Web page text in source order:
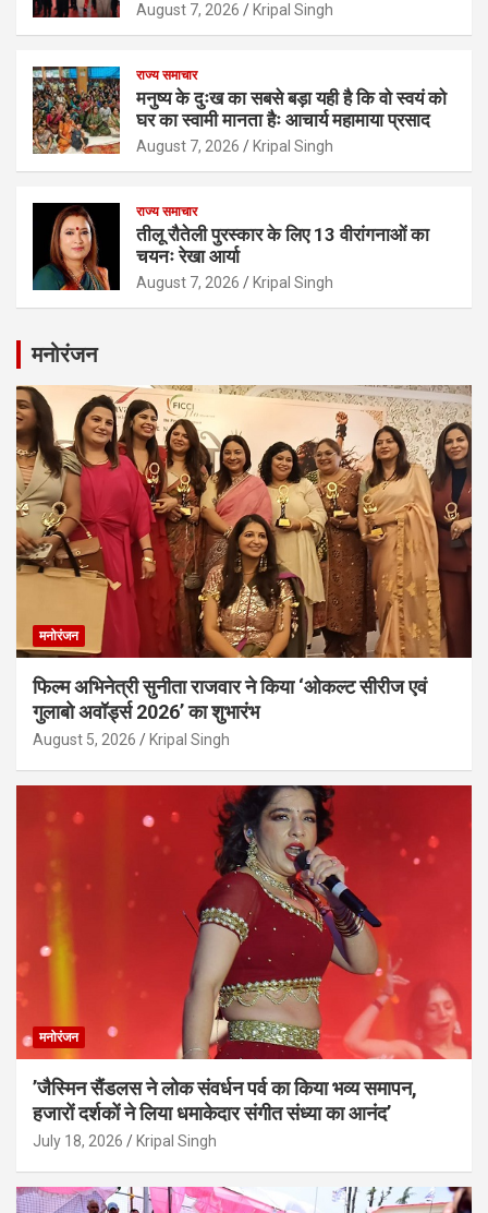
August 7, 2026 Kripal Singh
राज्य समाचार
मनुष्य के दुःख का सबसे बड़ा यही है कि वो स्वयं को
घर का स्वामी मानता हैः आचार्य महामाया प्रसाद
August 7, 2026 Kripal Singh
राज्य समाचार
तीलू रौतेली पुरस्कार के लिए 13 वीरांगनाओं का
चयनः रेखा आर्या
August 7, 2026 Kripal Singh
मनोरंजन
मनोरंजन
फिल्म अभिनेत्री सुनीता राजवार ने किया ‘ओकल्ट सीरीज एवं
गुलाबो अवॉर्ड्स 2026’ का शुभारंभ
August 5, 2026 Kripal Singh
मनोरंजन
’जैस्मिन सैंडलस ने लोक संवर्धन पर्व का किया भव्य समापन,
हजारों दर्शकों ने लिया धमाकेदार संगीत संध्या का आनंद’
July 18, 2026 Kripal Singh